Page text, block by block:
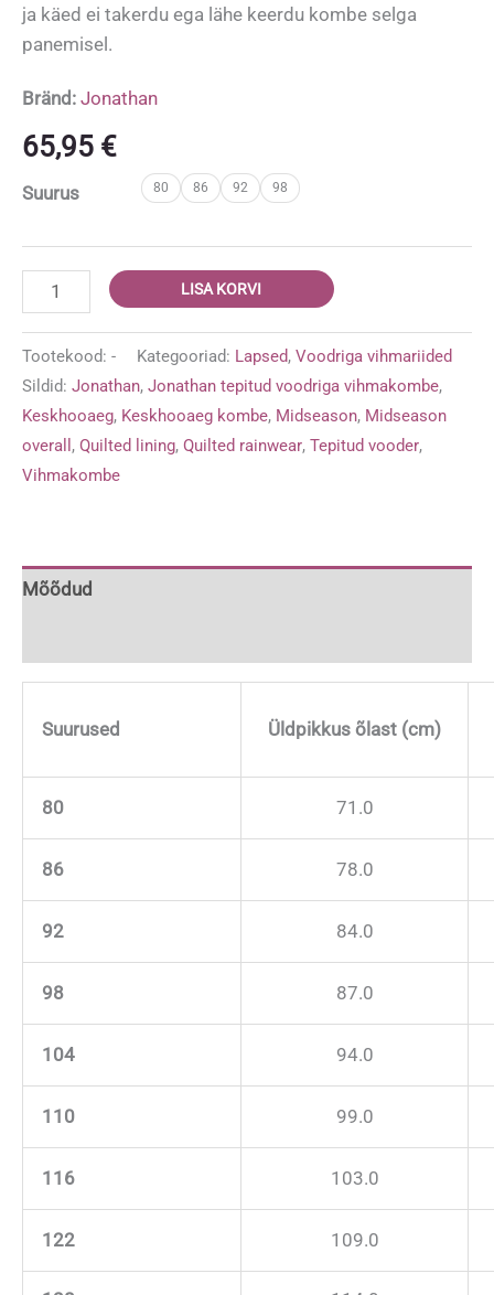
ja käed ei takerdu ega lähe keerdu kombe selga
panemisel.
Bränd: Jonathan
65,95 €
Suurus 80 86 92 98
Jonathan
tepitud
LISA KORVI
Tootekood: - Kategooriad: Lapsed, Voodriga vihmariided
Sildid: Jonathan, Jonathan tepitud voodriga vihmakombe,
Keskhooaeg, Keskhooaeg kombe, Midseason, Midseason
overall , Quilted lining, Quilted rainwear, Tepitud vooder,
Vihmakombe
Mõõdud
Suurused Üldpikkus õlast (cm)
80 71.0
86 78.0
92 84.0
98 87.0
104 94.0
110 99.0
116 103.0
122 109.0